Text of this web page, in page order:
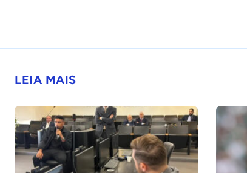
LEIA MAIS